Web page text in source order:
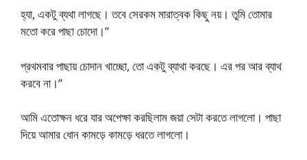
হ্যা, একটু ব্যথা লাগছে। তবে সেরকম মারাত্বক কিছু নয়। তুমি তোমার
মতো করে পাছা চোদো।”
প্রথমবার পাছায় চোদান খাচ্ছো, তো একটু ব্যাথা করছে। এর পর আর ব্যাথ
করবে না।”
আমি এতোক্ষন ধরে যার অপেক্ষা করছিলাম জয়া সেটা করতে লাগলো। পাছা
দিয়ে আমার ধোন কামড়ে কামড়ে ধরতে লাগলো।